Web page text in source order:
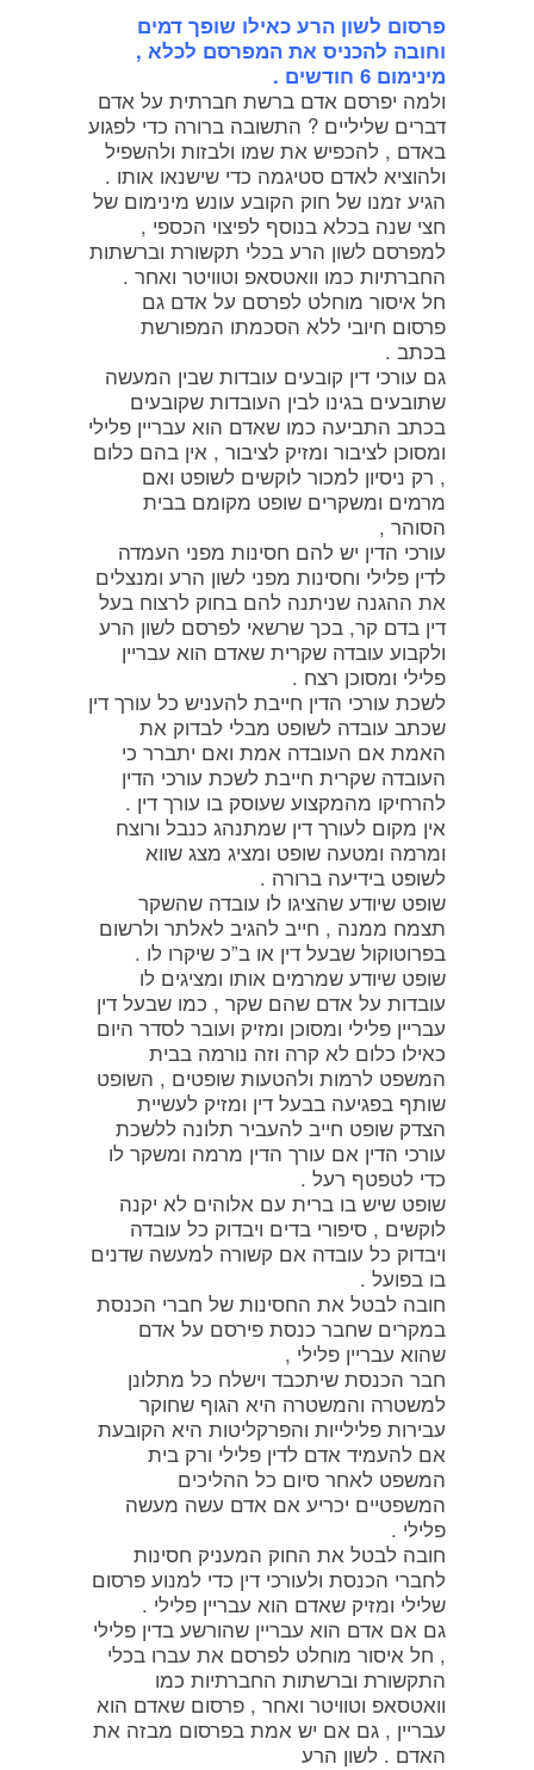
פרסום לשון הרע כאילו שופך דמים
וחובה להכניס את המפרסם לכלא ,
מינימום 6 חודשים .
ולמה יפרסם אדם ברשת חברתית על אדם
דברים שליליים ? התשובה ברורה כדי לפגוע
באדם , להכפיש את שמו ולבזות ולהשפיל
ולהוציא לאדם סטיגמה כדי שישנאו אותו .
הגיע זמנו של חוק הקובע עונש מינימום של
חצי שנה בכלא בנוסף לפיצוי הכספי ,
למפרסם לשון הרע בכלי תקשורת וברשתות
החברתיות כמו וואטסאפ וטוויטר ואחר .
חל איסור מוחלט לפרסם על אדם גם
פרסום חיובי ללא הסכמתו המפורשת
בכתב .
גם עורכי דין קובעים עובדות שבין המעשה
שתובעים בגינו לבין העובדות שקובעים
בכתב התביעה כמו שאדם הוא עבריין פלילי
ומסוכן לציבור ומזיק לציבור , אין בהם כלום
, רק ניסיון למכור לוקשים לשופט ואם
מרמים ומשקרים שופט מקומם בבית
הסוהר ,
עורכי הדין יש להם חסינות מפני העמדה
לדין פלילי וחסינות מפני לשון הרע ומנצלים
את ההגנה שניתנה להם בחוק לרצוח בעל
דין בדם קר, בכך שרשאי לפרסם לשון הרע
ולקבוע עובדה שקרית שאדם הוא עבריין
פלילי ומסוכן רצח .
לשכת עורכי הדין חייבת להעניש כל עורך דין
שכתב עובדה לשופט מבלי לבדוק את
האמת אם העובדה אמת ואם יתברר כי
העובדה שקרית חייבת לשכת עורכי הדין
להרחיקו מהמקצוע שעוסק בו עורך דין .
אין מקום לעורך דין שמתנהג כנבל ורוצח
ומרמה ומטעה שופט ומציג מצג שווא
לשופט בידיעה ברורה .
שופט שיודע שהציגו לו עובדה שהשקר
תצמח ממנה , חייב להגיב לאלתר ולרשום
בפרוטוקול שבעל דין או ב”כ שיקרו לו .
שופט שיודע שמרמים אותו ומציגים לו
עובדות על אדם שהם שקר , כמו שבעל דין
עבריין פלילי ומסוכן ומזיק ועובר לסדר היום
כאילו כלום לא קרה וזה נורמה בבית
המשפט לרמות ולהטעות שופטים , השופט
שותף בפגיעה בבעל דין ומזיק לעשיית
הצדק שופט חייב להעביר תלונה ללשכת
עורכי הדין אם עורך הדין מרמה ומשקר לו
כדי לטפטף רעל .
שופט שיש בו ברית עם אלוהים לא יקנה
לוקשים , סיפורי בדים ויבדוק כל עובדה
ויבדוק כל עובדה אם קשורה למעשה שדנים
בו בפועל .
חובה לבטל את החסינות של חברי הכנסת
במקרים שחבר כנסת פירסם על אדם
שהוא עבריין פלילי ,
חבר הכנסת שיתכבד וישלח כל מתלונן
למשטרה והמשטרה היא הגוף שחוקר
עבירות פלילייות והפרקליטות היא הקובעת
אם להעמיד אדם לדין פלילי ורק בית
המשפט לאחר סיום כל ההליכים
המשפטיים יכריע אם אדם עשה מעשה
פלילי .
חובה לבטל את החוק המעניק חסינות
לחברי הכנסת ולעורכי דין כדי למנוע פרסום
שלילי ומזיק שאדם הוא עבריין פלילי .
גם אם אדם הוא עבריין שהורשע בדין פלילי
, חל איסור מוחלט לפרסם את עברו בכלי
התקשורת וברשתות החברתיות כמו
וואטסאפ וטוויטר ואחר , פרסום שאדם הוא
עבריין , גם אם יש אמת בפרסום מבזה את
האדם . לשון הרע